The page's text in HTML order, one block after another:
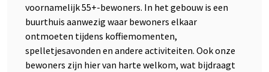
voornamelijk 55+-bewoners. In het gebouw is een
buurthuis aanwezig waar bewoners elkaar
ontmoeten tijdens koffiemomenten,
spelletjesavonden en andere activiteiten. Ook onze
bewoners zijn hier van harte welkom, wat bijdraagt